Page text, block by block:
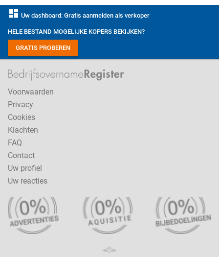
dashboard Uw dashboard: Gratis aanmelden als verkoper
HELE BESTAND MOGELIJKE KOPERS BEKIJKEN?
GRATIS PROBEREN
Voorwaarden
Privacy
Cookies
Klachten
FAQ
Contact
Uw profiel
Uw reacties